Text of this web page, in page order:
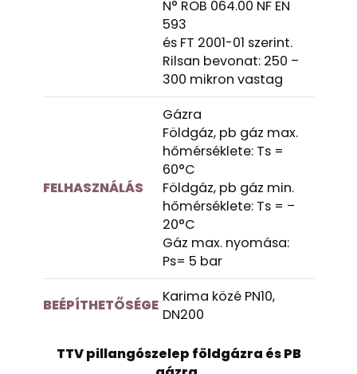
N° ROB 064.00 NF EN
593
és FT 2001-01 szerint.
Rilsan bevonat: 250 –
300 mikron vastag
FELHASZNÁLÁS
Gázra
Földgáz, pb gáz max.
hőmérséklete: Ts =
60°C
Földgáz, pb gáz min.
hőmérséklete: Ts = –
20°C
Gáz max. nyomása:
Ps= 5 bar
BEÉPÍTHETŐSÉGE Karima közé PN10,
DN200
TTV pillangószelep földgázra és PB